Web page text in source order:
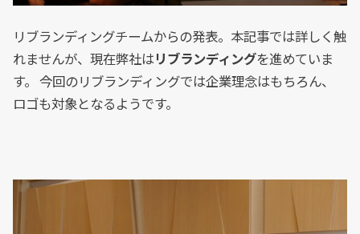
リブランディングチームからの発表。本記事では詳しく触
れませんが、現在弊社はリブランディングを進めていま
す。 今回のリブランディングでは企業理念はもちろん、
ロゴも対象となるようです。